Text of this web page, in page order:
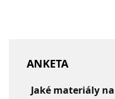
ANKETA
Jaké materiály